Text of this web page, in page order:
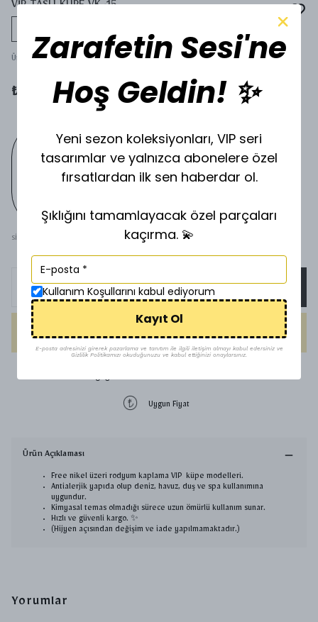
VİP TAŞLI KÜPE VK-15
Ürün Kodu SİLVERVK-15
₺ 300.00
SİLVER
SEPETE EKLE
Uygun Fiyat
Ürün Açıklaması
Free nikel üzeri rodyum kaplama VIP küpe modelleri.
Antialerjik yapıda olup deniz, havuz, duş ve spa kullanımına
uygundur.
Kimyasal temas olmadığı sürece uzun ömürlü kullanım sunar.
Hızlı ve güvenli kargo. ✨
(Hijyen açısından değişim ve iade yapılmamaktadır.)
Yorumlar
Zarafetin Sesi'ne
Hoş Geldin! ✨
Yeni sezon koleksiyonları, VIP seri
tasarımlar ve yalnızca abonelere özel
fırsatlardan ilk sen haberdar ol.
Şıklığını tamamlayacak özel parçaları
kaçırma. 💫
Kullanım Koşullarını kabul ediyorum
Kayıt Ol
E-posta adresinizi girerek pazarlama ve tanıtım ile ilgili iletişim almayı kabul edersiniz ve
Gizlilik Politikamızı okuduğunuzu ve kabul ettiğinizi onaylarsınız.